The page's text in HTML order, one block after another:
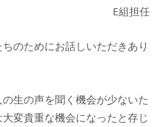
E組担任
のためにお話しいただきあり
生の声を聞く機会が少ないた
変貴重な機会になったと存じ